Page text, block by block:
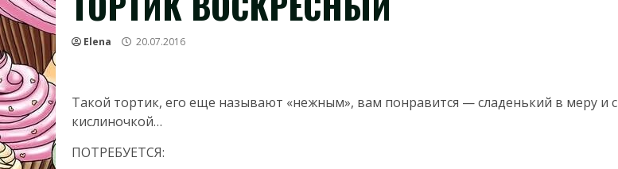
Elena 20.07.2016
Такой тортик, его еще называют «нежным», вам понравится — сладенький в меру и с
кислиночкой…
ПОТРЕБУЕТСЯ: